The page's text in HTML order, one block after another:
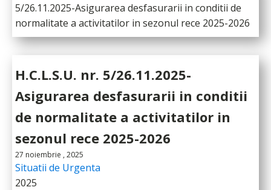
5/26.11.2025-Asigurarea desfasurarii in conditii de
normalitate a activitatilor in sezonul rece 2025-2026
H.C.L.S.U. nr. 5/26.11.2025-
Asigurarea desfasurarii in conditii
de normalitate a activitatilor in
sezonul rece 2025-2026
27 noiembrie , 2025
Situatii de Urgenta
2025